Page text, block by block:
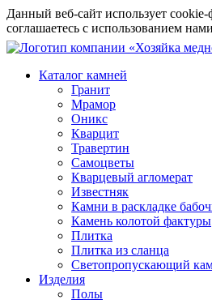
Данный веб-сайт использует
соглашаетесь с использованием
Каталог камней
Гранит
Мрамор
Оникс
Кварцит
Травертин
Самоцветы
Кварцевый агломерат
Известняк
Камни в раскладке
Камень колотой фактуры
Плитка
Плитка из сланца
Светопропускающий
Изделия
Полы